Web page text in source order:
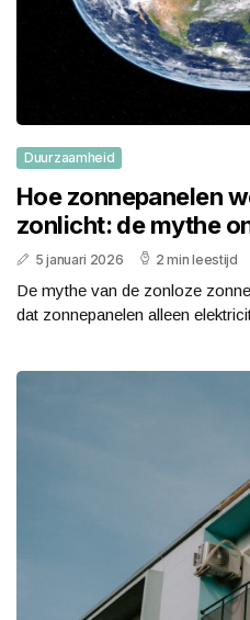
Duurzaamheid
Hoe zonnepanelen
zonlicht: de mythe
5 januari 2026 2 min leestijd
De mythe van de zonloze
dat zonnepanelen alleen